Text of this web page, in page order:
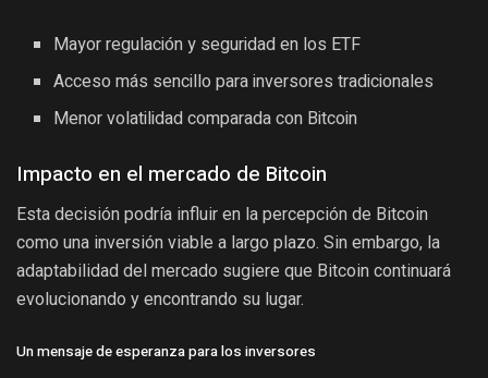
Mayor regulación y seguridad en los ETF
Acceso más sencillo para inversores tradicionales
Menor volatilidad comparada con Bitcoin
Impacto en el mercado de Bitcoin
Esta decisión podría influir en la percepción de Bitcoin
como una inversión viable a largo plazo. Sin embargo, la
adaptabilidad del mercado sugiere que Bitcoin continuará
evolucionando y encontrando su lugar.
Un mensaje de esperanza para los inversores